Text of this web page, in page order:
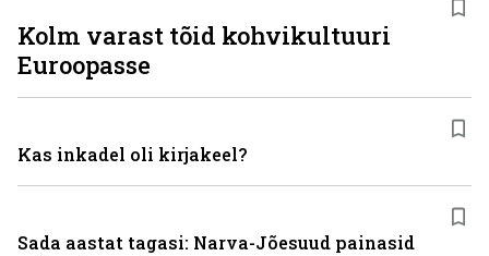
Kolm varast tõid kohvikultuuri
Euroopasse
Kas inkadel oli kirjakeel?
Sada aastat tagasi: Narva-Jõesuud painasid